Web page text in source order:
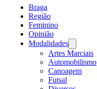
Braga
Região
Feminino
Opinião
Modalidades
Artes Marciais
Automobilismo
Canoagem
Futsal